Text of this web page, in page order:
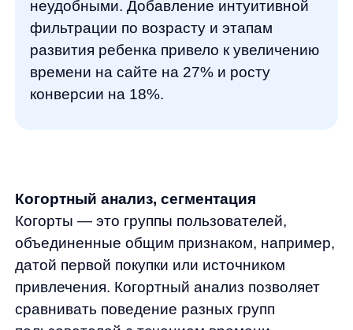
AnyQuery —это интеллектуальная система
поиска, которая существенно превосходит
стандартные решения. Она не просто ищет
совпадения ключевых слов, а действительно
понимает намерения пользователя,
учитывая контекст, историю поиска и даже
Автоматическое исправление опечаток
и предложение релевантных
альтернатив
Персонализированные результаты
на основе предыдущего поведения
Постоянное обучение на основе новых